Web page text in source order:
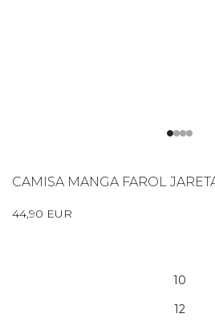
CAMISA MANGA FAROL
44,90 EUR
10
12